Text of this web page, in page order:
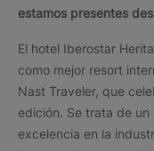
estamos presentes
El hotel Iberostar
como mejor resort
Nast Traveler, que
edición. Se trata de
excelencia en la